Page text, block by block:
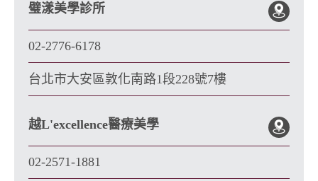
璧漾美學診所
02-2776-6178
台北市大安區敦化南路1段228號7樓
越L'excellence醫療美學
02-2571-1881